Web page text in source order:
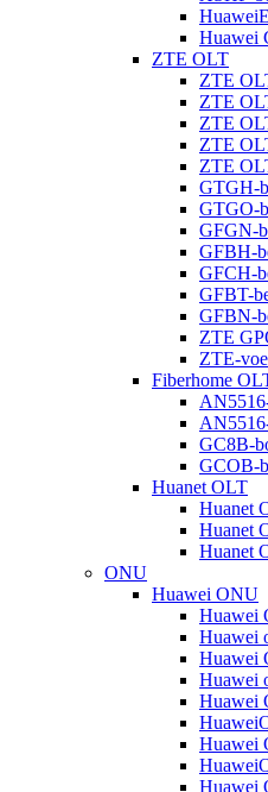
Huawei
ZTE OLT
ZTE
ZTE
ZTE
ZTE
ZTE
GTGH-
GTGO-
GFGN-
GFBH-
GFCH-
GFBT-
GFBN-
ZTE
ZTE-
Fiberhome
GC8B-
GCOB-
Huanet OLT
Huanet
Huanet
Huanet
ONU
Huawei ONU
Huawei
Huawei
Huawei
Huawei
Huawei
Huawei
Huawei